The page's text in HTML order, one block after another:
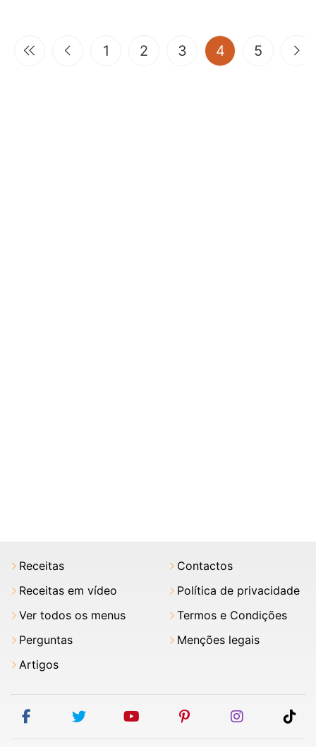
1 2 3 4(current)
5
Receitas
Receitas em vídeo
Ver todos os menus
Perguntas
Artigos
Contactos
Política de privacidade
Termos e Condições
Menções legais
facebooktwitter youtubepinterestinstagram